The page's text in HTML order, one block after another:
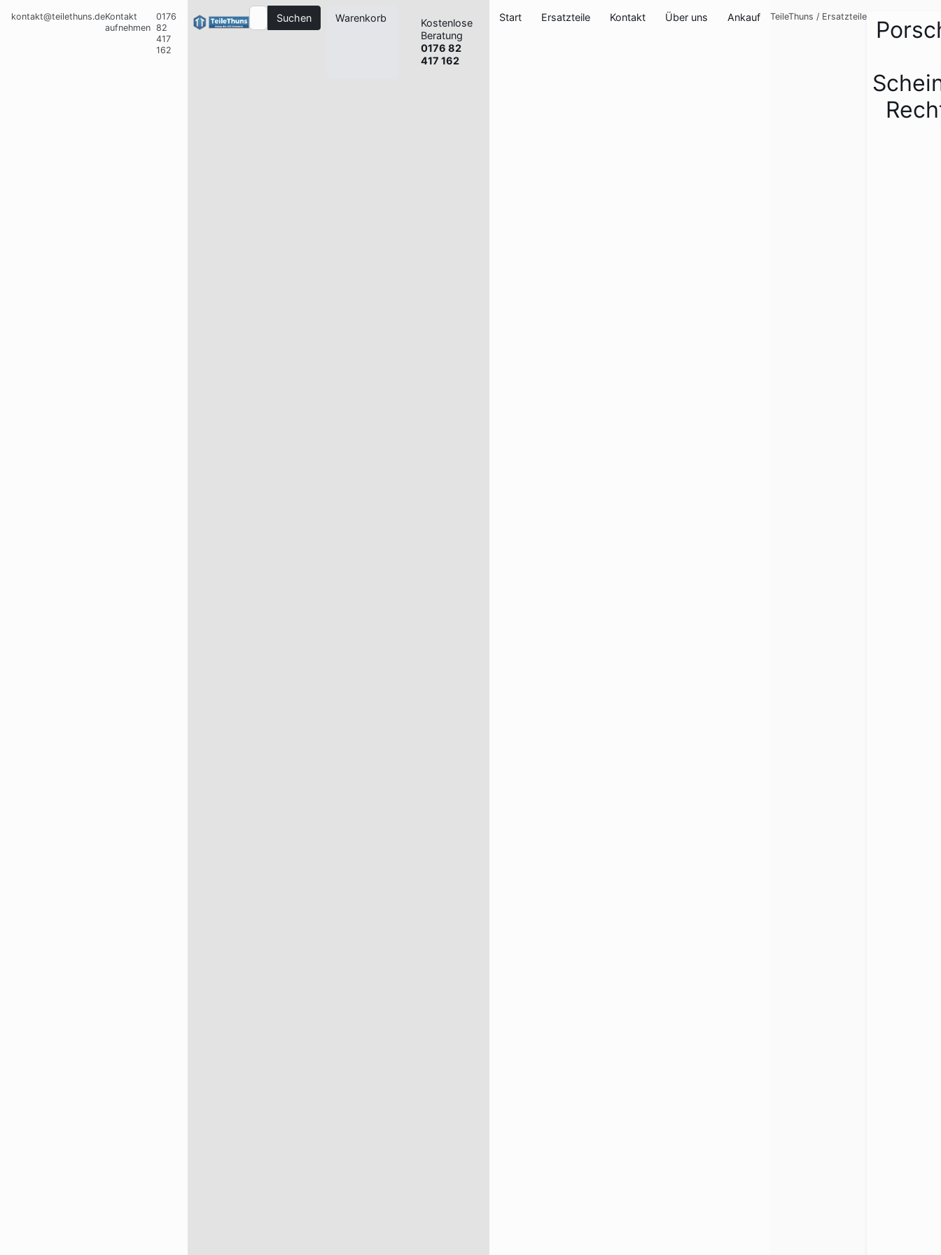
kontakt@teilethuns.deKontakt
aufnehmen
0176
82
417
162
Suchen Warenkorb
Kostenlose
Beratung
0176 82
417 162
Start Ersatzteile Kontakt Über uns Ankauf TeileThuns / Ersatzteile